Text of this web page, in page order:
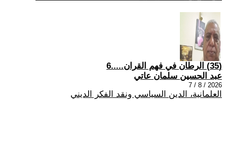
(35) الرطان في فهم القران.....6
عبد الحسين سلمان عاتي
2026 / 8 / 7
العلمانية، الدين السياسي ونقد الفكر الديني